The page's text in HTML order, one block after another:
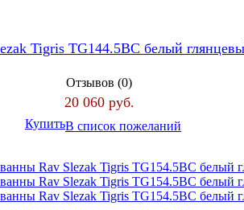
Tigris TG144.5BC белый
Отзывов (0)
20 060 руб.
КупитьВ список пожеланий